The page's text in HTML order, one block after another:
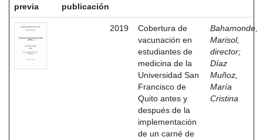
previa
publicación
2019
Cobertura de
vacunación en
estudiantes de
medicina de la
Universidad San
Francisco de
Quito antes y
después de la
implementación
de un carné de
Bahamonde,
Marisol,
director;
Díaz
Muñoz,
María
Cristina